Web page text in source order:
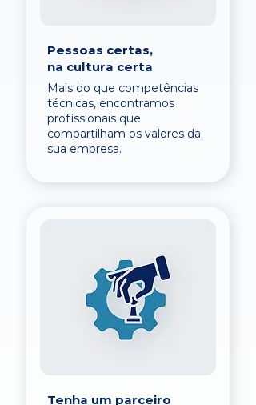
Pessoas certas,
na cultura certa
Mais do que competências
técnicas, encontramos
profissionais que
compartilham os valores da
sua empresa.
Tenha um parceiro